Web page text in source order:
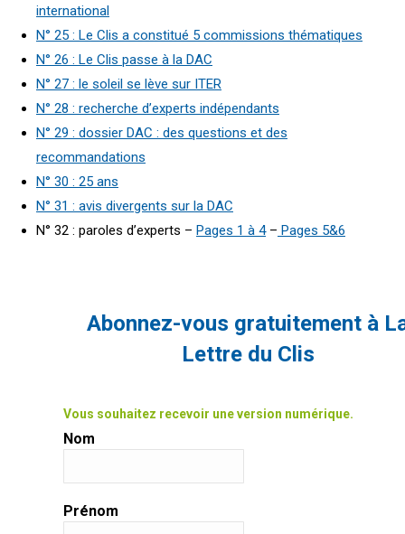
international
N° 25 : Le Clis a constitué 5 commissions thématiques
N° 26 : Le Clis passe à la DAC
N° 27 : le soleil se lève sur ITER
N° 28 : recherche d’experts indépendants
N° 29 : dossier DAC : des questions et des
recommandations
N° 30 : 25 ans
N° 31 : avis divergents sur la DAC
N° 32 : paroles d’experts – Pages 1 à 4– Pages 5&6
Abonnez-vous gratuitement à
Lettre du Clis
Vous souhaitez recevoir une version numérique.
Nom
Prénom